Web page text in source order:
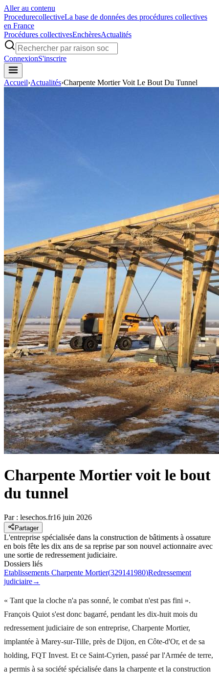
Aller au contenu
ProcedurecollectiveLa base de données des procédures collectives
en France
Procédures collectivesEnchèresActualités
ConnexionS'inscrire
Accueil›Actualités›Charpente Mortier Voit Le Bout Du Tunnel
Charpente Mortier voit le bout
du tunnel
Par : lesechos.fr16 juin 2026
Partager
L'entreprise spécialisée dans la construction de bâtiments à ossature
en bois fête les dix ans de sa reprise par son nouvel actionnaire avec
une sortie de redressement judiciaire.
Dossiers liés
Etablissements Charpente Mortier(329141980)Redressement
judiciaire→
« Tant que la cloche n'a pas sonné, le combat n'est pas fini ».
François Quiot s'est donc bagarré, pendant les dix-huit mois du
redressement judiciaire de son entreprise, Charpente Mortier,
implantée à Marey-sur-Tille, près de Dijon, en Côte-d'Or, et de sa
holding, FQT Invest. Et ce Saint-Cyrien, passé par l'Armée de terre,
a permis à sa société spécialisée dans la charpente et la construction